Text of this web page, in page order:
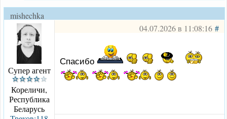
mishechka
04.07.2026 в 11:08:16#
Супер агент
Кореличи,
Республика
Беларусь
Спасибо